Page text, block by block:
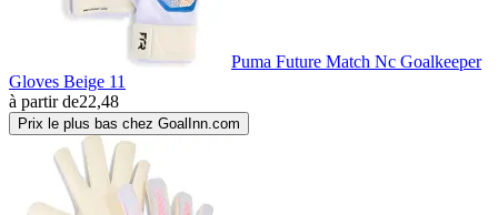
Puma Future Match Nc Goalkeeper
Gloves Beige 11
à partir de22,48
Prix le plus bas chez GoalInn.com